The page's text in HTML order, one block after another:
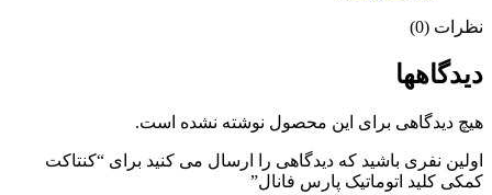
نظرات (0)
دیدگاهها
هیچ دیدگاهی برای این محصول نوشته نشده است.
اولین نفری باشید که دیدگاهی را ارسال می کنید برای “کنتاکت
کمکی کلید اتوماتیک پارس فانال”